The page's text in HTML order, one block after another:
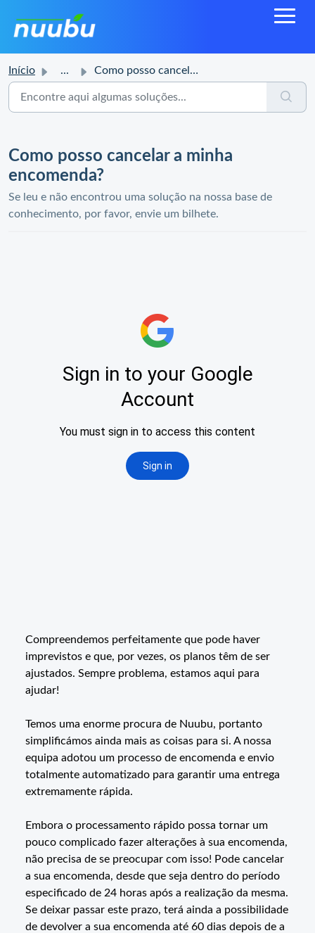
Início ... Como posso cancelar a minha encomenda?
Como posso cancelar a minha
encomenda?
Se leu e não encontrou uma solução na nossa base de
conhecimento, por favor, envie um bilhete.
Compreendemos perfeitamente que pode haver
imprevistos e que, por vezes, os planos têm de ser
ajustados. Sempre problema, estamos aqui para
ajudar!
Temos uma enorme procura de Nuubu, portanto
simplificámos ainda mais as coisas para si. A nossa
equipa adotou um processo de encomenda e envio
totalmente automatizado para garantir uma entrega
extremamente rápida.
Embora o processamento rápido possa tornar um
pouco complicado fazer alterações à sua encomenda,
não precisa de se preocupar com isso! Pode cancelar
a sua encomenda, desde que seja dentro do período
especificado de 24 horas após a realização da mesma.
Se deixar passar este prazo, terá ainda a possibilidade
de devolver a sua encomenda até 60 dias depois de a